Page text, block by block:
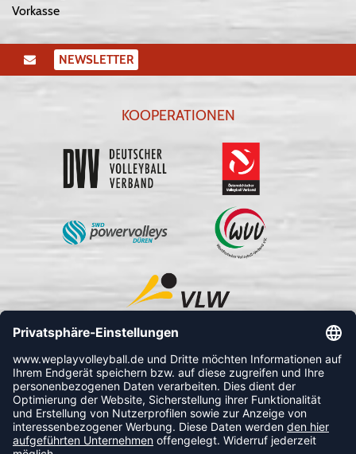
Vorkasse
NEWSLETTER
KOOPERATIONEN
FOLLOW US